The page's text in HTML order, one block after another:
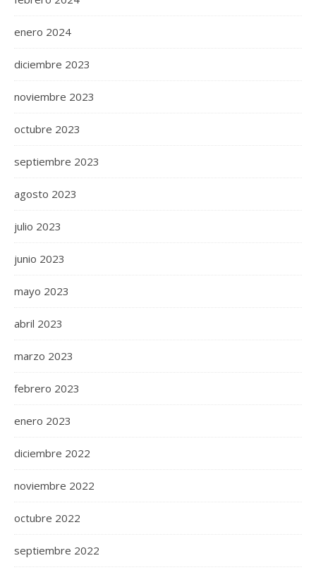
enero 2024
diciembre 2023
noviembre 2023
octubre 2023
septiembre 2023
agosto 2023
julio 2023
junio 2023
mayo 2023
abril 2023
marzo 2023
febrero 2023
enero 2023
diciembre 2022
noviembre 2022
octubre 2022
septiembre 2022